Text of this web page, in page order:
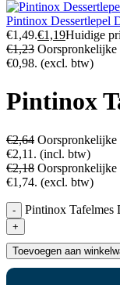
Pintinox Dessertlepel
€1,49.€1,19Huidige
€1,23 Oorspronkelijke
€0,98. (excl. btw)
Pintinox
€2,64 Oorspronkelijke
€2,11. (incl. btw)
€2,18 Oorspronkelijke
€1,74. (excl. btw)
Pintinox Tafelmes
Toevoegen aan